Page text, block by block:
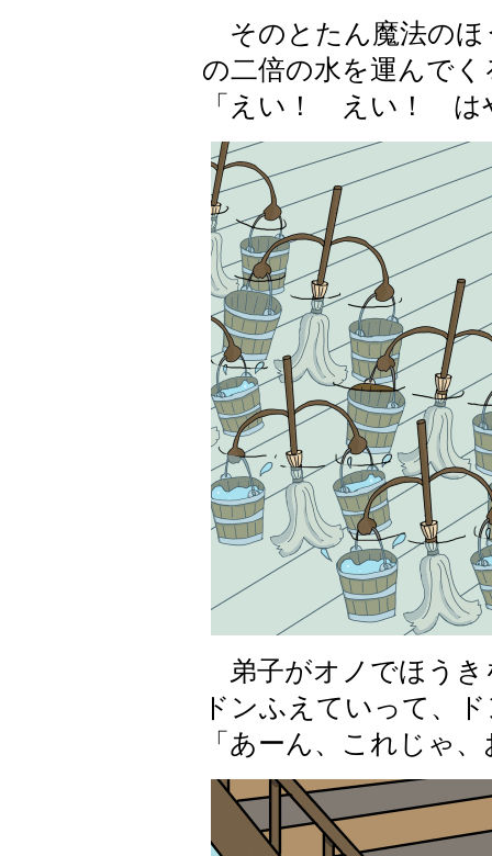
そのとたん魔法のほ
の二倍の水を運んで
「えい！ えい！ は
弟子がオノでほうき
ドンふえていって、
「あーん、これじゃ